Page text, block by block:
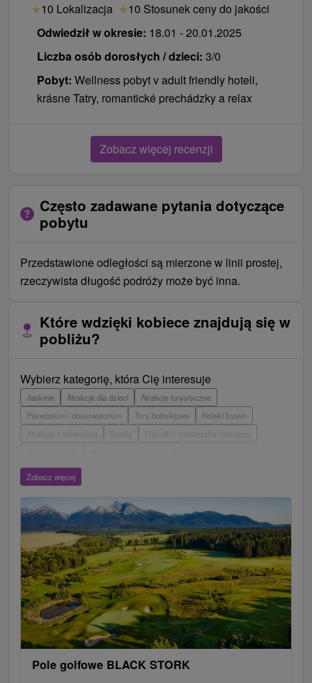
★10 Lokalizacja ★10 Stosunek ceny do jakości
Odwiedził w okresie: 18.01 - 20.01.2025
Liczba osób dorosłych / dzieci: 3/0
Pobyt: Wellness pobyt v adult friendly hoteli,
krásne Tatry, romantické prechádzky a relax
Zobacz więcej recenzji
Często zadawane pytania dotyczące
pobytu
Przedstawione odległości są mierzone w linii prostej,
rzeczywista długość podróży może być inna.
Które wdzięki kobiece znajdują się w
pobliżu?
Wybierz kategorię, która Cię interesuje
Jaskinie Atrakcje dla dzieci
Atrakcje turystyczne
Planetarium i obserwatorium
Tory bobslejowe
Kolejki linowe
Atrakcje z adrenaliną
Wieże obserwacyjne i chodniki
Escaperoom
Ogrody botaniczne
Parki miejskie i zamkowe
Loty widokowe i rejsy wycieczkowe
Tarcze
Jeziora, jeziora, zbiorniki wodne
Zabytki techniki
Pomniki
Wodospady
Kościoły drewniane Źródła
Jazda konna
Túry a turistické chodníky
Zamki Chaty górskie
Teatry
Miejsca sakralne
Rafting, rafting, rafting
Obiekty architektoniczne
Ośrodek narciarski
Pola golfowe
Tory gokartowe
Amfiteatry i kina w przyrodzie
Szlaki winne Cyklotrasy
Zobacz więcej
Pole golfowe BLACK STORK